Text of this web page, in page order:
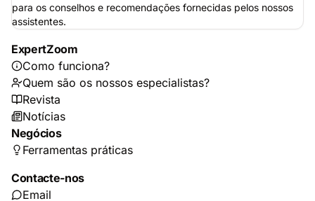
para os conselhos e recomendações fornecidas pelos nossos
assistentes.
ExpertZoom
Como funciona?
Quem são os nossos especialistas?
Revista
Notícias
Negócios
Ferramentas práticas
Contacte-nos
Email